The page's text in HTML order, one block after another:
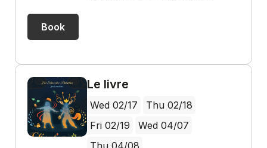
Book
Le livre
Wed 02/17
Thu 02/18
Fri 02/19
Wed 04/07
Thu 04/08